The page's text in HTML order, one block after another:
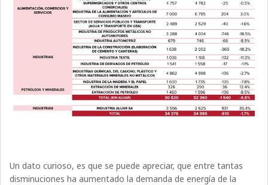
Un dato curioso, es que se puede apreciar, que entre tantas
disminuciones ha aumentado la demanda de energía de la